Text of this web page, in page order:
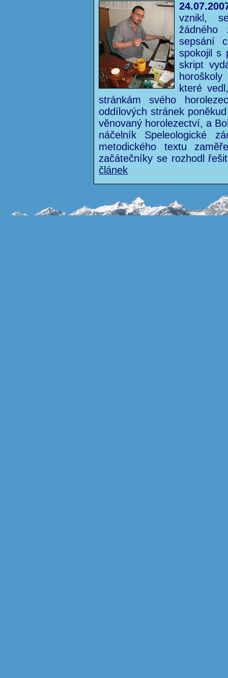
vznikl,
žádného
sepsání
spokojil s
skript
které
stránkám svého
oddílových stránek
věnovaný horolezectví, a
náčelník Speleologické
metodického textu
začátečníky se rozhodl
článek